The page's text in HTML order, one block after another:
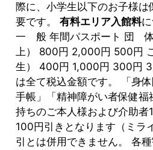
際に、小学生以下のお子様
要です。 有料エリア入館料
一 般 年間パスポート 団 体
上） 800円 2,000円 500円
生） 400円 1,000円 300円
は全て税込金額です。 「身
手帳」「精神障がい者保健福
持ちのご本人様および介助者
100円引きとなります（ミラ
引とは併用できません。 各